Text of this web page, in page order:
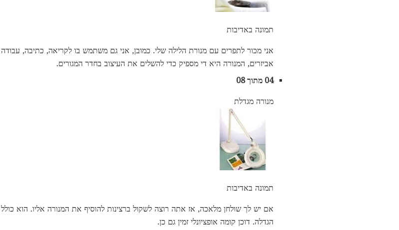
תמונה באדיבות
אני מכור לתפרים עם מנורת הלילה שלי. כמובן, אני גם משתמש בו לקריאה, כתיבה,
אביזרים, המנורה היא די מספיק כדי להשלים את העיצוב בחדר המגורים.
04 מתוך 08
מנורה מגדלת
תמונה באדיבות
הגדלה. דוכן קומה אופציונלי זמין גם כן.